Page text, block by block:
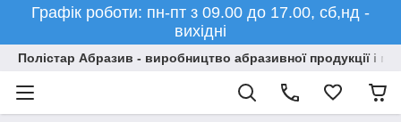
Графік роботи: пн-пт з 09.00 до 17.00, сб,нд -
вихідні
Полістар Абразив - виробництво абразивної продукції і